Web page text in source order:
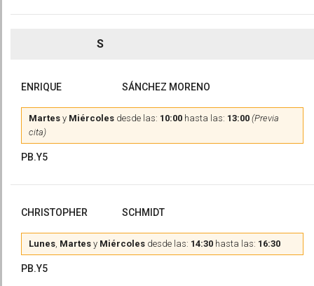
S
ENRIQUE SÁNCHEZ MORENO
Martes y Miércoles desde las: 10:00 hasta las: 13:00 (Previa
cita)
PB.Y5
CHRISTOPHER SCHMIDT
Lunes, Martes y Miércoles desde las: 14:30 hasta las: 16:30
PB.Y5